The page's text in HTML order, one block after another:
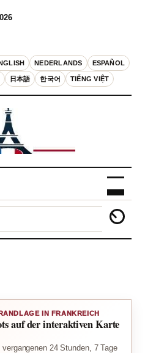
NEDERLANDS ESPAÑOL
日本語 한국어 TIẾNG VIỆT
IN FRANKREICH
auf der interaktiven Karte
24 Stunden, 7 Tage